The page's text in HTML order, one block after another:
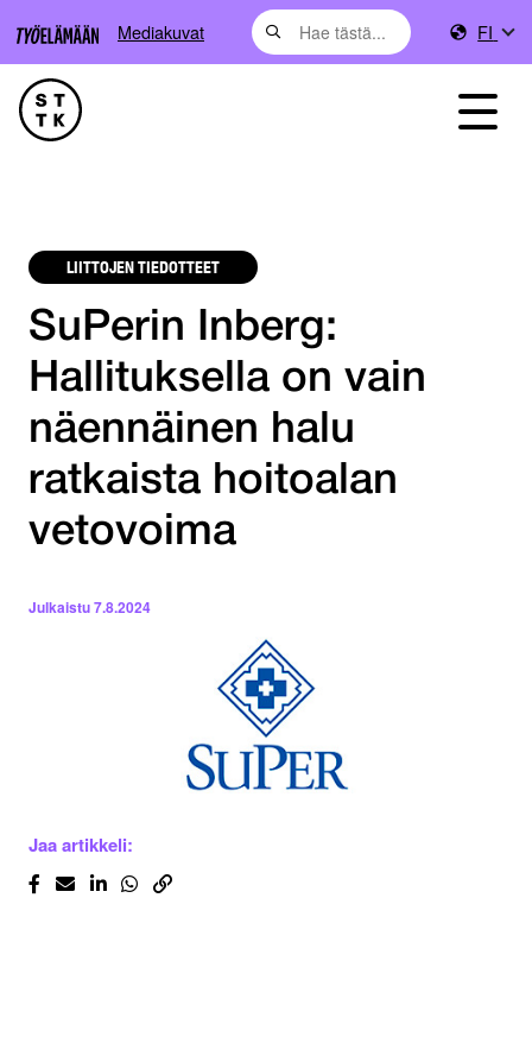
Mediakuvat FI
LIITTOJEN TIEDOTTEET
SuPerin Inberg:
Hallituksella on vain
näennäinen halu
ratkaista hoitoalan
vetovoima
Julkaistu7.8.2024
Jaa artikkeli: